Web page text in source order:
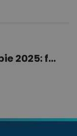
2025: f...